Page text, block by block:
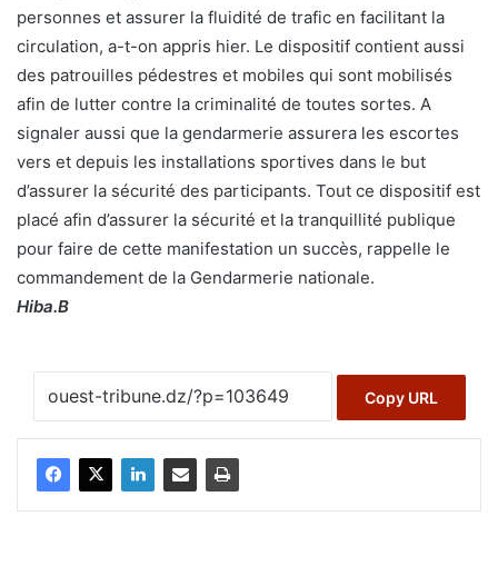
personnes et assurer la fluidité de trafic en facilitant la
circulation, a-t-on appris hier. Le dispositif contient aussi
des patrouilles pédestres et mobiles qui sont mobilisés
afin de lutter contre la criminalité de toutes sortes. A
signaler aussi que la gendarmerie assurera les escortes
vers et depuis les installations sportives dans le but
d’assurer la sécurité des participants. Tout ce dispositif est
placé afin d’assurer la sécurité et la tranquillité publique
pour faire de cette manifestation un succès, rappelle le
commandement de la Gendarmerie nationale.
Hiba.B
Copy URL